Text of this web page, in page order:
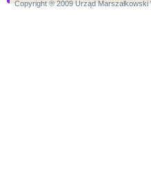
Copyright ® 2009 Urząd